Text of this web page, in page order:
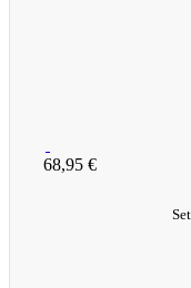
68,95 €